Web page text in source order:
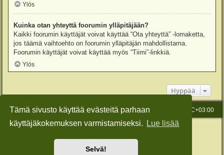
Tämä sivusto käyttää evästeitä parhaan
käyttäjäkokemuksen varmistamiseksi.
Lue lisää
Selvä!
Ylös
Kuinka otan yhteyttä foorumin ylläpitäjään?
Kaikki foorumin käyttäjät voivat käyttää “Ota yhteyttä” -lomaketta,
jos täämä vaihtoehto on foorumin ylläpitäjän mahdollistama.
Foorumin käyttäjät voivat käyttää myös “Tiimi”-linkkiä.
Ylös
Hyppää
Etusivu Kaikki ajat ovat UTC+03:00
Viesti Ylläpidolle
Keskustelufoorumin ohjelmistophpBB® Forum Software © phpBB Limited